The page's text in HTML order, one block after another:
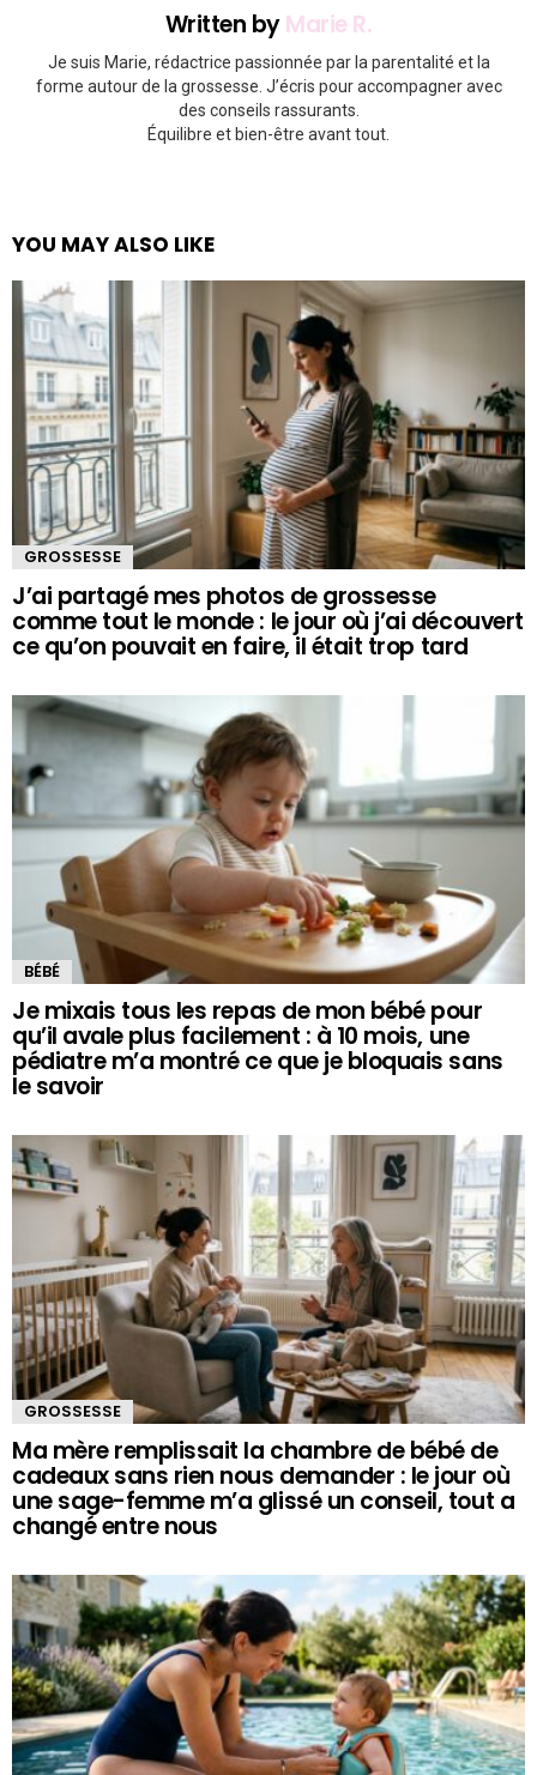
Written byMarie R.
Je suis Marie, rédactrice passionnée par la parentalité et la
forme autour de la grossesse. J’écris pour accompagner avec
des conseils rassurants.
Équilibre et bien-être avant tout.
YOU MAY ALSO LIKE
GROSSESSE
J’ai partagé mes photos de grossesse
comme tout le monde : le jour où j’ai découvert
ce qu’on pouvait en faire, il était trop tard
BÉBÉ
Je mixais tous les repas de mon bébé pour
qu’il avale plus facilement : à 10 mois, une
pédiatre m’a montré ce que je bloquais sans
le savoir
GROSSESSE
Ma mère remplissait la chambre de bébé de
cadeaux sans rien nous demander : le jour où
une sage-femme m’a glissé un conseil, tout a
changé entre nous